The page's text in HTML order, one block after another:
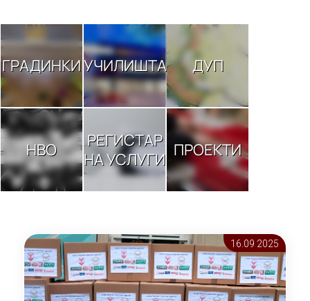
ГРАДИНКИУЧИЛИШТА ДУП
НВО
РЕГИСТАР
НА УСЛУГИ ПРОЕКТИ
16.09 2025